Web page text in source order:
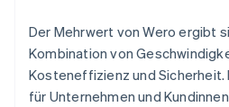
Der Mehrwert von Wero ergibt
Kombination von
Kosteneffizienz und
für Unternehmen und